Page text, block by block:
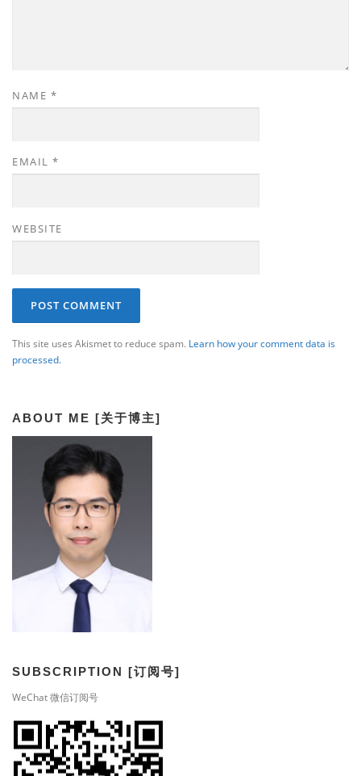
NAME *
EMAIL *
WEBSITE
This site uses Akismet to reduce spam. Learn how your comment data is
processed.
ABOUT ME [关于博主]
SUBSCRIPTION [订阅号]
WeChat 微信订阅号